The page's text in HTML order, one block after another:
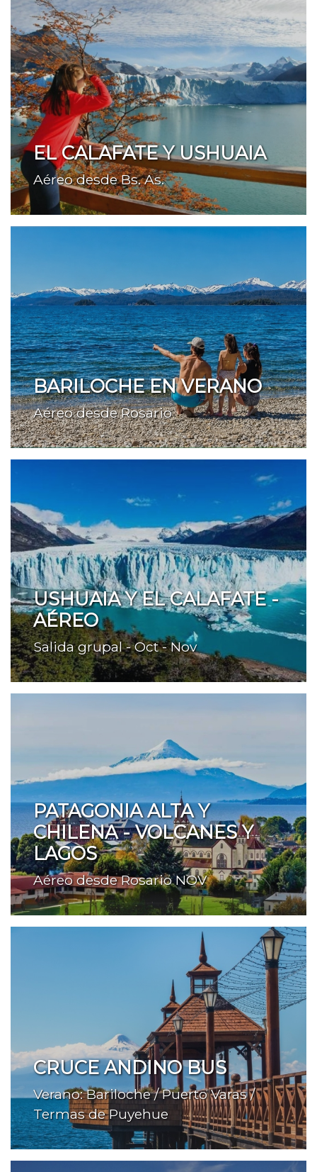
EL CALAFATE Y USHUAIA
Aéreo desde Bs. As.
BARILOCHE EN VERANO
Aéreo desde Rosario
USHUAIA Y EL CALAFATE -
AÉREO
Salida grupal - Oct - Nov
PATAGONIA ALTA Y
CHILENA - VOLCANES Y
LAGOS
Aéreo desde Rosario NOV
CRUCE ANDINO BUS
Verano: Bariloche / Puerto Varas /
Termas de Puyehue